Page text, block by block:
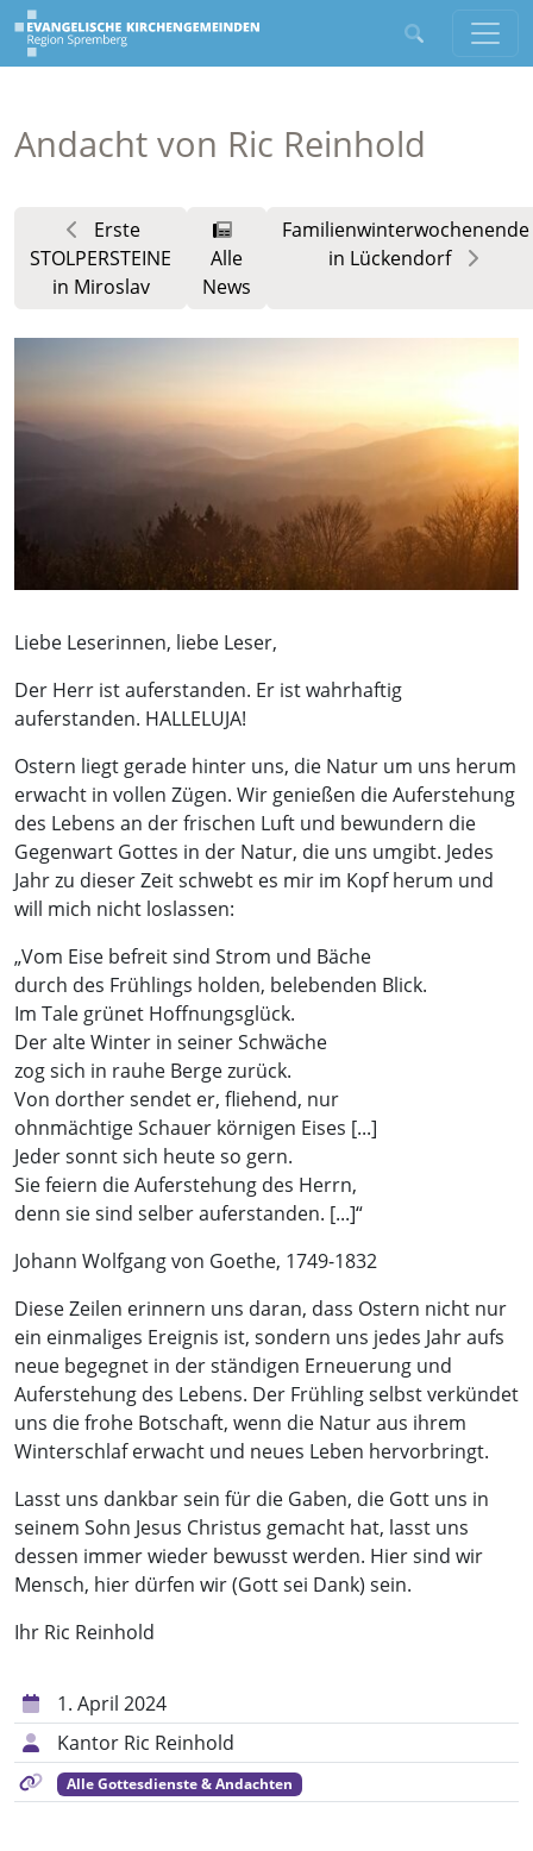
Andacht von Ric Reinhold
Erste
STOLPERSTEINE
in Miroslav
Alle
News
Familienwinterwochenende
in Lückendorf
Liebe Leserinnen, liebe Leser,
Der Herr ist auferstanden. Er ist wahrhaftig
auferstanden. HALLELUJA!
Ostern liegt gerade hinter uns, die Natur um uns herum
erwacht in vollen Zügen. Wir genießen die Auferstehung
des Lebens an der frischen Luft und bewundern die
Gegenwart Gottes in der Natur, die uns umgibt. Jedes
Jahr zu dieser Zeit schwebt es mir im Kopf herum und
will mich nicht loslassen:
„Vom Eise befreit sind Strom und Bäche
durch des Frühlings holden, belebenden Blick.
Im Tale grünet Hoffnungsglück.
Der alte Winter in seiner Schwäche
zog sich in rauhe Berge zurück.
Von dorther sendet er, fliehend, nur
ohnmächtige Schauer körnigen Eises [...]
Jeder sonnt sich heute so gern.
Sie feiern die Auferstehung des Herrn,
denn sie sind selber auferstanden. [...]“
Johann Wolfgang von Goethe, 1749-1832
Diese Zeilen erinnern uns daran, dass Ostern nicht nur
ein einmaliges Ereignis ist, sondern uns jedes Jahr aufs
neue begegnet in der ständigen Erneuerung und
Auferstehung des Lebens. Der Frühling selbst verkündet
uns die frohe Botschaft, wenn die Natur aus ihrem
Winterschlaf erwacht und neues Leben hervorbringt.
Lasst uns dankbar sein für die Gaben, die Gott uns in
seinem Sohn Jesus Christus gemacht hat, lasst uns
dessen immer wieder bewusst werden. Hier sind wir
Mensch, hier dürfen wir (Gott sei Dank) sein.
Ihr Ric Reinhold
1. April 2024
Kantor Ric Reinhold
Alle Gottesdienste & Andachten